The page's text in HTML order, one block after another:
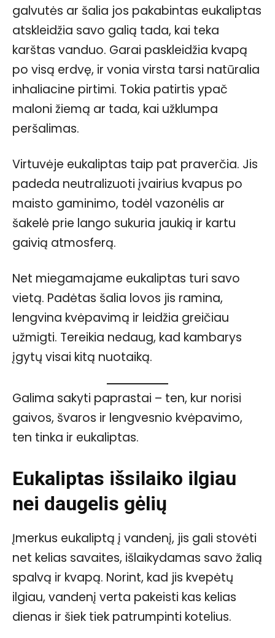
galvutės ar šalia jos pakabintas eukaliptas
atskleidžia savo galią tada, kai teka
karštas vanduo. Garai paskleidžia kvapą
po visą erdvę, ir vonia virsta tarsi natūralia
inhaliacine pirtimi. Tokia patirtis ypač
maloni žiemą ar tada, kai užklumpa
peršalimas.
Virtuvėje eukaliptas taip pat praverčia. Jis
padeda neutralizuoti įvairius kvapus po
maisto gaminimo, todėl vazonėlis ar
šakelė prie lango sukuria jaukią ir kartu
gaivią atmosferą.
Net miegamajame eukaliptas turi savo
vietą. Padėtas šalia lovos jis ramina,
lengvina kvėpavimą ir leidžia greičiau
užmigti. Tereikia nedaug, kad kambarys
įgytų visai kitą nuotaiką.
Galima sakyti paprastai – ten, kur norisi
gaivos, švaros ir lengvesnio kvėpavimo,
ten tinka ir eukaliptas.
Eukaliptas išsilaiko ilgiau
nei daugelis gėlių
Įmerkus eukaliptą į vandenį, jis gali stovėti
net kelias savaites, išlaikydamas savo žalią
spalvą ir kvapą. Norint, kad jis kvepėtų
ilgiau, vandenį verta pakeisti kas kelias
dienas ir šiek tiek patrumpinti kotelius.